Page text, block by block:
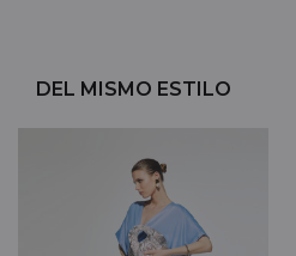
DEL MISMO ESTILO